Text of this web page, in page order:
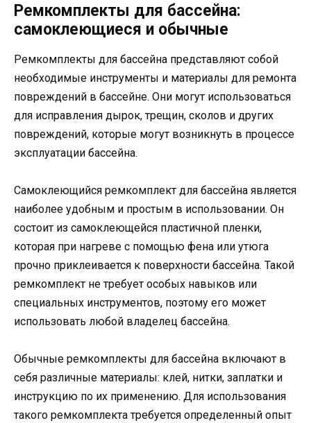
Ремкомплекты для бассейна:
самоклеющиеся и обычные
Ремкомплекты для бассейна представляют собой
необходимые инструменты и материалы для ремонта
повреждений в бассейне. Они могут использоваться
для исправления дырок, трещин, сколов и других
повреждений, которые могут возникнуть в процессе
эксплуатации бассейна.
Самоклеющийся ремкомплект для бассейна является
наиболее удобным и простым в использовании. Он
состоит из самоклеющейся пластичной пленки,
которая при нагреве с помощью фена или утюга
прочно приклеивается к поверхности бассейна. Такой
ремкомплект не требует особых навыков или
специальных инструментов, поэтому его может
использовать любой владелец бассейна.
Обычные ремкомплекты для бассейна включают в
себя различные материалы: клей, нитки, заплатки и
инструкцию по их применению. Для использования
такого ремкомплекта требуется определенный опыт